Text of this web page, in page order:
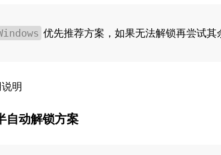
优先推荐方案，如果无法解锁再尝试其
明
自动解锁方案